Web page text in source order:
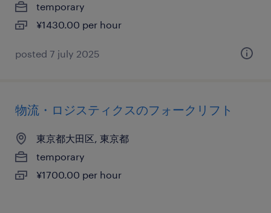
temporary
¥1430.00 per hour
posted 7 july 2025
物流・ロジスティクスのフォークリフト
東京都大田区, 東京都
temporary
¥1700.00 per hour